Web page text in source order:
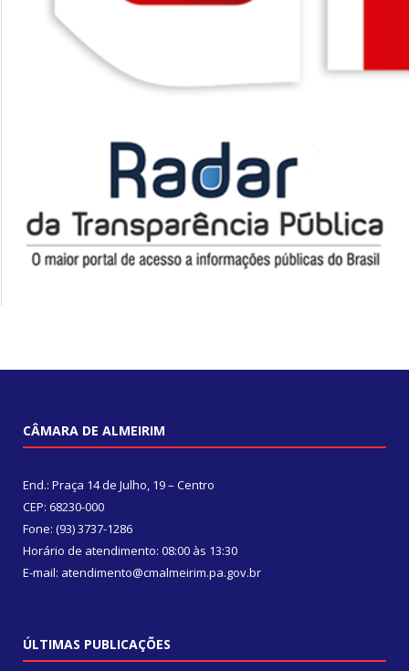
CÂMARA DE ALMEIRIM
End.: Praça 14 de Julho, 19 – Centro
CEP: 68230-000
Fone: (93) 3737-1286
Horário de atendimento: 08:00 às 13:30
E-mail: atendimento@cmalmeirim.pa.gov.br
ÚLTIMAS PUBLICAÇÕES